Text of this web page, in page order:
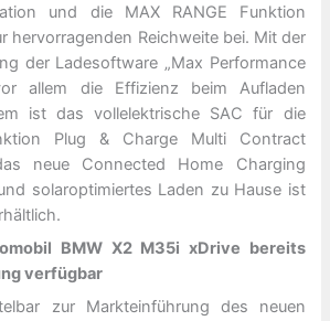
und die MAX RANGE Funktion
hervorragenden Reichweite bei. Mit der
der Ladesoftware „Max Performance
allem die Effizienz beim Aufladen
ist das vollelektrische SAC für die
Plug & Charge Multi Contract
neue Connected Home Charging
solaroptimiertes Laden zu Hause ist
BMW X2 M35i xDrive bereits
verfügbar
zur Markteinführung des neuen